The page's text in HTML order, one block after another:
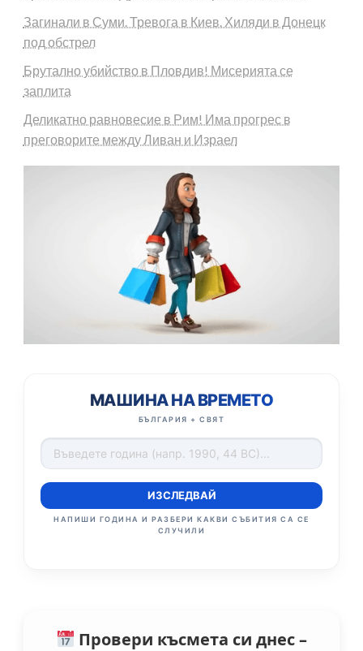
Загинали в Суми. Тревога в Киев. Хиляди в Донецк
под обстрел
Брутално убийство в Пловдив! Мисерията се
заплита
Деликатно равновесие в Рим! Има прогрес в
преговорите между Ливан и Израел
МАШИНА НА ВРЕМЕТО
БЪЛГАРИЯ + СВЯТ
ИЗСЛЕДВАЙ
НАПИШИ ГОДИНА И РАЗБЕРИ КАКВИ СЪБИТИЯ СА СЕ
СЛУЧИЛИ
Провери късмета си днес –